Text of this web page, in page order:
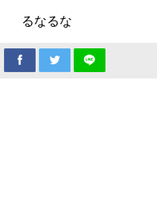
るなるな